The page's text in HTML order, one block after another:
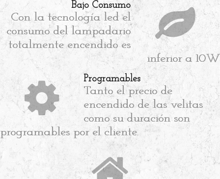
Bajo Consumo
Con la tecnología led el
consumo del lampadario
totalmente encendido es
inferior a 10W
Programables
Tanto el precio de
encendido de las velitas
como su duración son
programables por el cliente.